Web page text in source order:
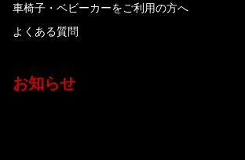
車椅子・ベビーカーをご利用の方へ
よくある質問
お知らせ